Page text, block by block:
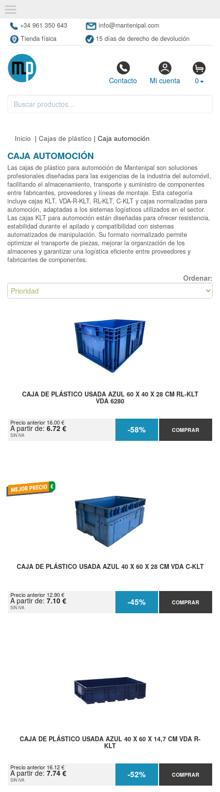
+34 961 350 643
info@mantenipal.com
Tienda física
15 días de derecho de devolución
Contacto Mi cuenta 0
Inicio | Cajas de plástico | Caja automoción
CAJA AUTOMOCIÓN
Las cajas de plástico para automoción de Mantenipal son soluciones
profesionales diseñadas para las exigencias de la industria del automóvil,
facilitando el almacenamiento, transporte y suministro de componentes
entre fabricantes, proveedores y líneas de montaje. Esta categoría
incluye cajas KLT, VDA-R-KLT, RL-KLT, C-KLT y cajas normalizadas para
automoción, adaptadas a los sistemas logísticos utilizados en el sector.
Las cajas KLT para automoción están diseñadas para ofrecer resistencia,
estabilidad durante el apilado y compatibilidad con sistemas
automatizados de manipulación. Su formato normalizado permite
optimizar el transporte de piezas, mejorar la organización de los
almacenes y garantizar una logística eficiente entre proveedores y
fabricantes de componentes.
Ordenar:
CAJA DE PLÁSTICO USADA AZUL 60 X 40 X 28 CM RL-KLT
VDA 6280
Precio anterior 16.00 €
A partir de: 6.72 €
SIN IVA -58% COMPRAR
CAJA DE PLÁSTICO USADA AZUL 40 X 60 X 28 CM VDA C-KLT
Precio anterior 12.90 €
A partir de: 7.10 €
SIN IVA -45% COMPRAR
CAJA DE PLÁSTICO USADA AZUL 40 X 60 X 14,7 CM VDA R-
KLT
Precio anterior 16.12 €
A partir de: 7.74 €
SIN IVA -52% COMPRAR